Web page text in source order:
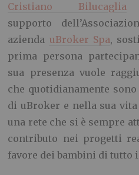
Cristiano Bilucaglia
supporto
azienda uBroker Spa,
prima persona
sua presenza vuole
che quotidianamente
di uBroker e nella sua
una rete che si è sempre
contributo nei progetti
favore dei bambini di tutto